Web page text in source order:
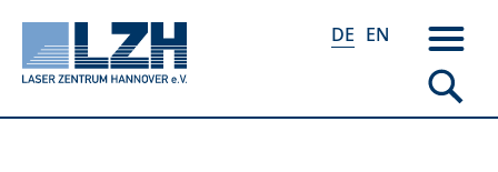
DE EN